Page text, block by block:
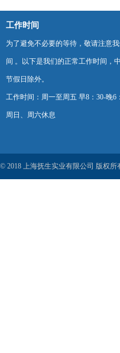
工作时间
为了避免不必要的等待，敬请注意
间 。以下是我们的正常工作时间，
节假日除外。
工作时间：周一至周五 早8：30-晚6
周日、周六休息
© 2018 上海抚生实业有限公司 版权所